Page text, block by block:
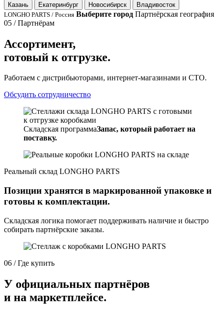
Казань
Екатеринбург Новосибирск
Владивосток
LONGHO PARTS / Россия Выберите город Партнёрская география
05 / Партнёрам
Ассортимент,
готовый к отгрузке.
Работаем с дистрибьюторами, интернет-магазинами и СТО.
Обсудить сотрудничество
Складская программаЗапас, который работает на
поставку.
Реальный склад LONGHO PARTS
Позиции хранятся в маркированной упаковке и
готовы к комплектации.
Складская логика помогает поддерживать наличие и быстро
собирать партнёрские заказы.
06 / Где купить
У официальных партнёров
и на маркетплейсе.